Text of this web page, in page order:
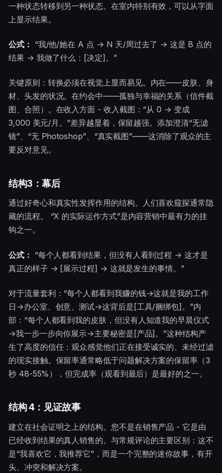
一种状态转移到另一种状态。在室内特别有效，可以从字面
上显示结果。
公式： “我/他/她在 A 点 → N 天/周过去了 → 这是 B 点的
结果 → 我做了什么：[决定]。”
关键原则：转换必须在视觉上显而易见。内在——皮肤、身
材、头发的状况。在约会中——孤独与幸福的关系（信件截
图、合照）。在收入方面 - 收入截图：“从 0 → 变成
3,000 美元/月。”差异越显着，保留越强。添加澄清“无滤
镜”、“无 Photoshop”、“真实截图”——这消除了观众的主
要反对意见。
结构3：幕后
通过好奇心和真实性发挥作用的结构。人们喜欢窥探通常隐
藏的流程。 “X 的实际运作方式”是内容营销中最有力的挂
钩之一。
公式： “每个人都看到结果，但没有人看到过程 → 这才是
真正的样子 → [展示过程] → 这就是发生的事情。”
对于流量套利：“每个人都看到我赚的钱→这就是我的工作
日→办公室、创意、测试→这背后是[工具/捆绑包]。”内
部：“每个人都看到我的皮肤，但没有人知道我的早晨仪式
→我一步一步向你展示→主要秘密是[产品]。”这种结构产
生了高度的信任：观众感觉他们正在接受诚实的、未经过滤
的现实接触。保留率通常略低于问题解决方案的保留率（3
秒 48-55%），但完成率（观看到最后）是最好的之一。
结构 4：见证故事
建立在社会证明之上的结构。您不是在销售产品 - 它是由
已经收到结果的真人销售的。与常规评论的主要区别：这不
是“我喜欢它，我推荐它”，而是一个完整的迷你故事，有开
头、冲突和解决方案。